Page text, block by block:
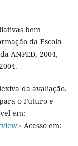
bem
da Escola
ANPED, 2004,
da avaliação.
o Futuro e
em:
> Acesso em: